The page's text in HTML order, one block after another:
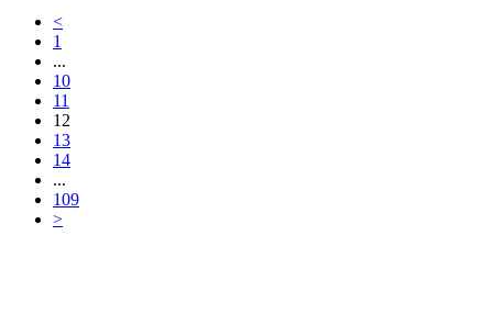
<
1
...
10
11
12
13
14
...
109
>